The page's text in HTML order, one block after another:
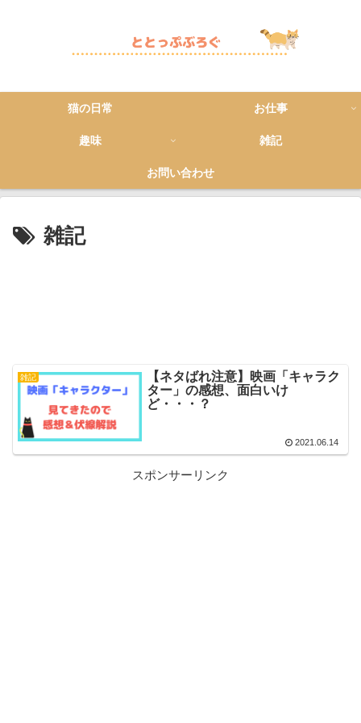
猫の日常 お仕事
趣味 雑記
お問い合わせ
雑記
雑記
【ネタばれ注意】映画「キャラク
ター」の感想、面白いけ
ど・・・？
2021.06.14
スポンサーリンク